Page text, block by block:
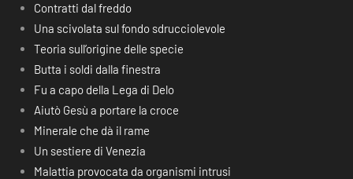
Contratti dal freddo
Una scivolata sul fondo sdrucciolevole
Teoria sull’origine delle specie
Butta i soldi dalla finestra
Fu a capo della Lega di Delo
Aiutò Gesù a portare la croce
Minerale che dà il rame
Un sestiere di Venezia
Malattia provocata da organismi intrusi